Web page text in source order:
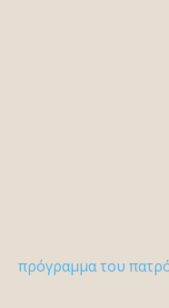
πρόγραμμα του